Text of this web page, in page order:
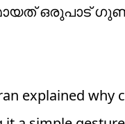
ഒരുപാട്
explained why